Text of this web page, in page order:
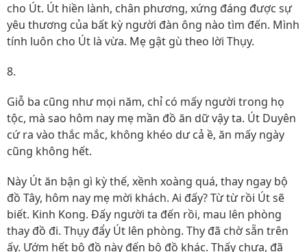
cho Út. Út hiền lành, chân phương, xứng đáng được sự
yêu thương của bất kỳ người đàn ông nào tìm đến. Mình
tính luôn cho Út là vừa. Mẹ gật gù theo lời Thụy.
8.
Giỗ ba cũng như mọi năm, chỉ có mấy người trong họ
tộc, mà sao hôm nay mẹ mần đồ ăn dữ vậy ta. Út Duyên
cứ ra vào thắc mắc, không khéo dư cả ề, ăn mấy ngày
cũng không hết.
Này Út ăn bận gì kỳ thế, xềnh xoàng quá, thay ngay bộ
đồ Tây, hôm nay mẹ mời khách. Ai đấy? Từ từ rồi Út sẽ
biết. Kinh Kong. Đấy người ta đến rồi, mau lên phòng
thay đồ đi. Thụy đẩy Út lên phòng. Thy đã chờ sẵn trên
ấy. Ướm hết bộ đồ này đến bộ đồ khác. Thấy chưa, đã